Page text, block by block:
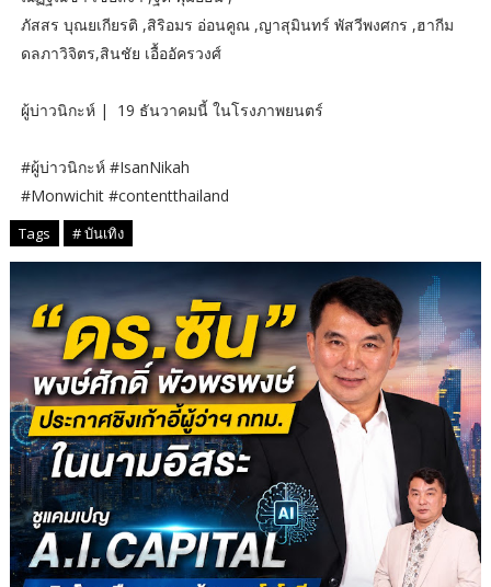
ภัสสร บุณยเกียรติ ,สิริอมร อ่อนคูณ ,ญาสุมินทร์ พัสวีพงศกร ,ฮากีม
ดลภาวิจิตร,สินชัย เอื้ออัครวงศ์
ผู้บ่าวนิกะห์ | 19 ธันวาคมนี้ ในโรงภาพยนตร์
#ผู้บ่าวนิกะห์ #IsanNikah
#Monwichit #contentthailand
Tags # บันเทิง